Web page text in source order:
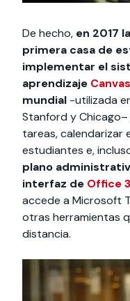
De hecho, en 2017
primera casa de
implementar el
aprendizaje Canvas
mundial -utilizada
Stanford y
tareas, calendarizar
estudiantes e,
plano
interfaz de Office
accede a Microsoft
otras herramientas
distancia.